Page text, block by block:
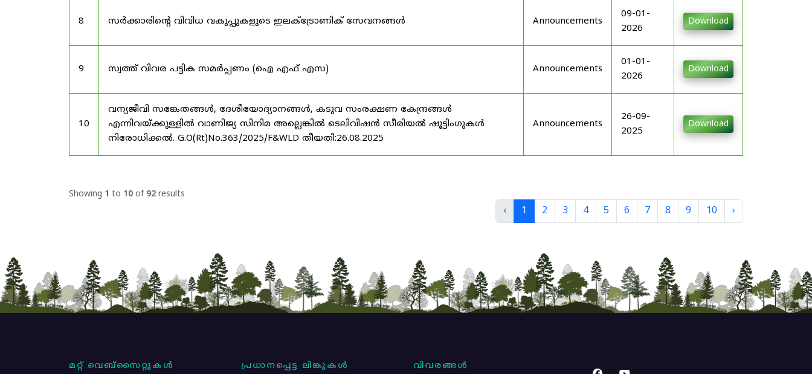
8 സർക്കാരിന്റെ വിവിധ വകുപ്പുകളുടെ ഇലക്ട്രോണിക് സേവനങ്ങൾ Announcements
09-01-
2026
Download
9 സ്വത്ത് വിവര പട്ടിക സമർപ്പണം (ഐ എഫ് എസ) Announcements
01-01-
2026
Download
10
വന്യജീവി സങ്കേതങ്ങൾ, ദേശീയോദ്യാനങ്ങൾ, കടുവ സംരക്ഷണ കേന്ദ്രങ്ങൾ
എന്നിവയ്ക്കുള്ളിൽ വാണിജ്യ സിനിമ അല്ലെങ്കിൽ ടെലിവിഷൻ സീരിയൽ ഷൂട്ടിംഗുകൾ
നിരോധിക്കൽ. G.O(Rt)No.363/2025/F&WLD തീയതി:26.08.2025
Announcements
26-09-
2025
Download
Showing 1 to 10 of 92 results
‹ 1 2 3 4 5 6 7 8 9 10 ›
മറ്റ് വെബ്സൈറ്റുകൾ പ്രധാനപ്പെട്ട ലിങ്കുകൾ വിവരങ്ങൾ